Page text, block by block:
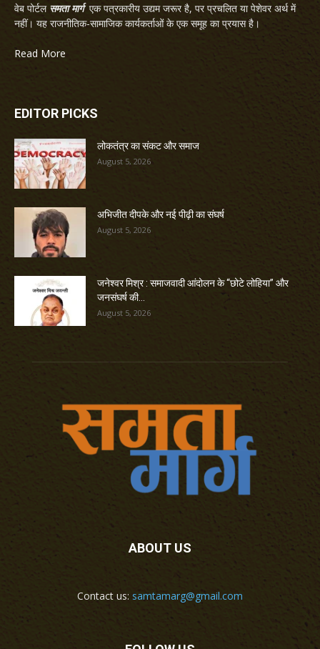
वेब पोर्टल समता मार्गएक पत्रकारीय उद्यम जरूर है, पर प्रचलित या पेशेवर अर्थ में
नहीं। यह राजनीतिक-सामाजिक कार्यकर्ताओं के एक समूह का प्रयास है।
Read More
EDITOR PICKS
लोकतंत्र का संकट और समाज
August 5, 2026
अभिजीत दीपके और नई पीढ़ी का संघर्ष
August 5, 2026
जनेश्वर मिश्र : समाजवादी आंदोलन के “छोटे लोहिया” और
जनसंघर्ष की...
August 5, 2026
ABOUT US
Contact us: samtamarg@gmail.com